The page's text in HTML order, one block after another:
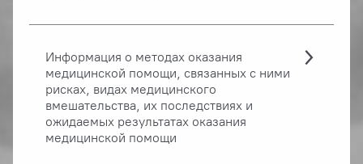
Информация о методах оказания
медицинской помощи, связанных с ними
рисках, видах медицинского
вмешательства, их последствиях и
ожидаемых результатах оказания
медицинской помощи